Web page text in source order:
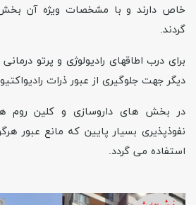
خاص دارند و با مشخصات ویژه آن
گردند.
برای درب اطاقهای رادیولوژی و پرتو
دیگر جهت جلوگیری از عبور ذرات
در بخش های داروسازی و کلین روم
نفوذپذیری بسیار پایین که مانع عبور
استفاده می گردد.